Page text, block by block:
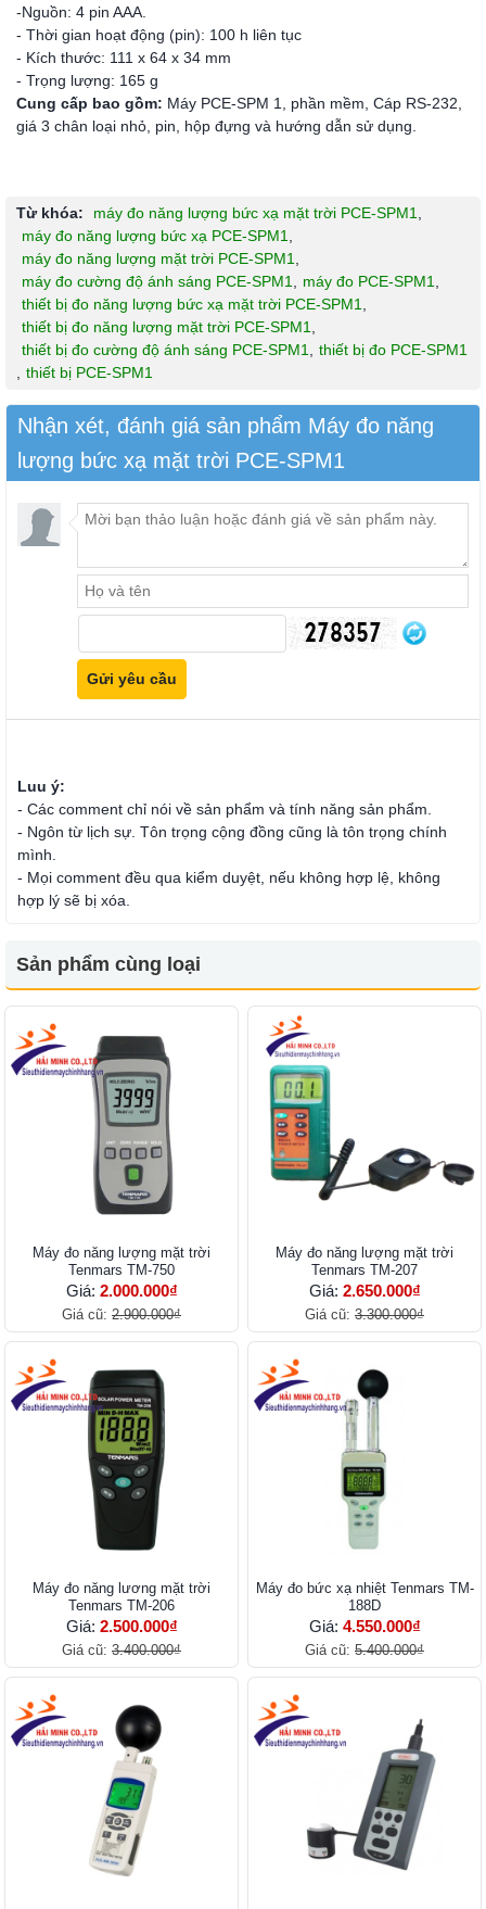
-Nguồn: 4 pin AAA.
- Thời gian hoạt động (pin): 100 h liên tục
- Kích thước: 111 x 64 x 34 mm
- Trọng lượng: 165 g
Cung cấp bao gồm: Máy PCE-SPM 1, phần mềm, Cáp RS-232,
giá 3 chân loại nhỏ, pin, hộp đựng và hướng dẫn sử dụng.
Từ khóa: máy đo năng lượng bức xạ mặt trời PCE-SPM1,
máy đo năng lượng bức xạ PCE-SPM1,
máy đo năng lượng mặt trời PCE-SPM1,
máy đo cường độ ánh sáng PCE-SPM1, máy đo PCE-SPM1,
thiết bị đo năng lượng bức xạ mặt trời PCE-SPM1,
thiết bị đo năng lượng mặt trời PCE-SPM1,
thiết bị đo cường độ ánh sáng PCE-SPM1, thiết bị đo PCE-SPM1
, thiết bị PCE-SPM1
Nhận xét, đánh giá sản phẩm Máy đo năng
lượng bức xạ mặt trời PCE-SPM1
Luu ý:
- Các comment chỉ nói về sản phẩm và tính năng sản phẩm.
- Ngôn từ lịch sự. Tôn trọng cộng đồng cũng là tôn trọng chính
mình.
- Mọi comment đều qua kiểm duyệt, nếu không hợp lệ, không
hợp lý sẽ bị xóa.
Sản phẩm cùng loại
Máy đo năng lượng mặt trời
Tenmars TM-750
Giá: 2.000.000₫
Giá cũ: 2.900.000₫
Máy đo năng lượng mặt trời
Tenmars TM-207
Giá: 2.650.000₫
Giá cũ: 3.300.000₫
Máy đo năng lương mặt trời
Tenmars TM-206
Giá: 2.500.000₫
Giá cũ: 3.400.000₫
Máy đo bức xạ nhiệt Tenmars TM-
188D
Giá: 4.550.000₫
Giá cũ: 5.400.000₫